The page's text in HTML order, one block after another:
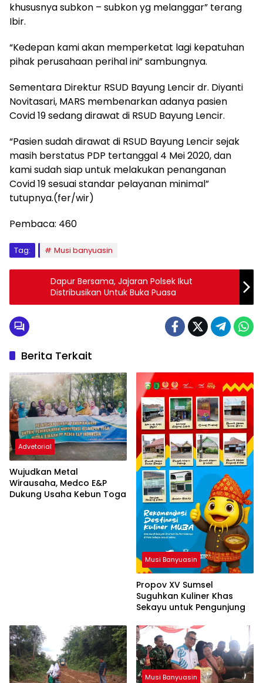
khususnya subkon – subkon yg melanggar” terang
Ibir.
“Kedepan kami akan memperketat lagi kepatuhan
pihak perusahaan perihal ini” sambungnya.
Sementara Direktur RSUD Bayung Lencir dr. Diyanti
Novitasari, MARS membenarkan adanya pasien
Covid 19 sedang dirawat di RSUD Bayung Lencir.
“Pasien sudah dirawat di RSUD Bayung Lencir sejak
masih berstatus PDP tertanggal 4 Mei 2020, dan
kami sudah siap untuk melakukan penanganan
Covid 19 sesuai standar pelayanan minimal”
tutupnya.(fer/wir)
Pembaca: 460
Tag: Musi banyuasin
Dapur Bersama, Jajaran Polsek Ikut
Distribusikan Untuk Buka Puasa
Berita Terkait
Advetorial
Wujudkan Metal
Wirausaha, Medco E&P
Dukung Usaha Kebun Toga
Musi Banyuasin
Propov XV Sumsel
Suguhkan Kuliner Khas
Sekayu untuk Pengunjung
Musi Banyuasin